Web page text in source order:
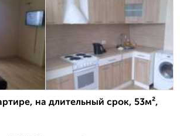
на длительный срок, 53м²,